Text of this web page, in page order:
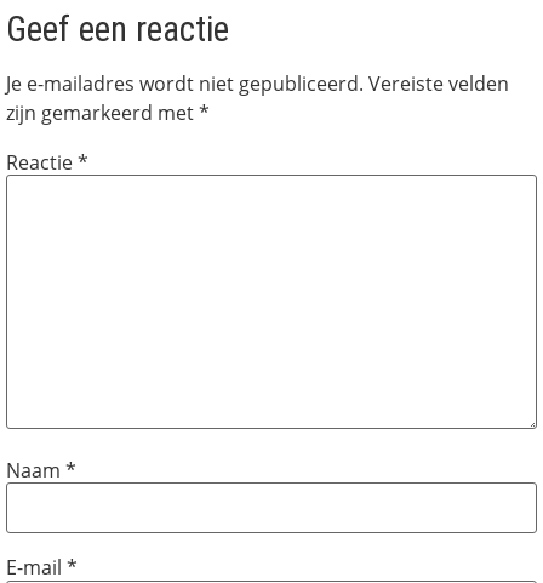
Geef een reactie
Je e-mailadres wordt niet gepubliceerd. Vereiste velden
zijn gemarkeerd met*
Reactie*
Naam *
E-mail *